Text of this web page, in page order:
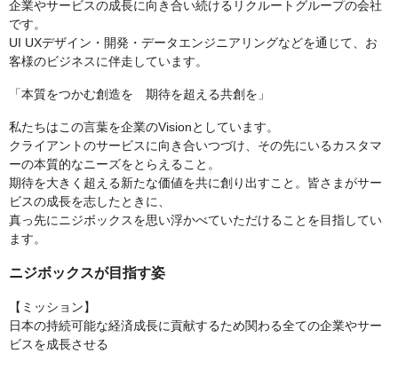
企業やサービスの成長に向き合い続けるリクルートグループの会社
です。
UI UXデザイン・開発・データエンジニアリングなどを通じて、お
客様のビジネスに伴走しています。
「本質をつかむ創造を 期待を超える共創を」
私たちはこの言葉を企業のVisionとしています。
クライアントのサービスに向き合いつづけ、その先にいるカスタマ
ーの本質的なニーズをとらえること。
期待を大きく超える新たな価値を共に創り出すこと。皆さまがサー
ビスの成長を志したときに、
真っ先にニジボックスを思い浮かべていただけることを目指してい
ます。
ニジボックスが目指す姿
【ミッション】
⽇本の持続可能な経済成⻑に貢献するため関わる全ての企業やサー
ビスを成⻑させる